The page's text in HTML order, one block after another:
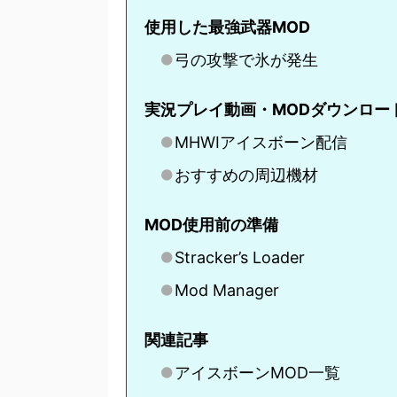
使用した最強武器MOD
弓の攻撃で氷が発生
実況プレイ動画・MODダウンロー
MHWIアイスボーン配信
おすすめの周辺機材
MOD使用前の準備
Stracker’s Loader
Mod Manager
関連記事
アイスボーンMOD一覧